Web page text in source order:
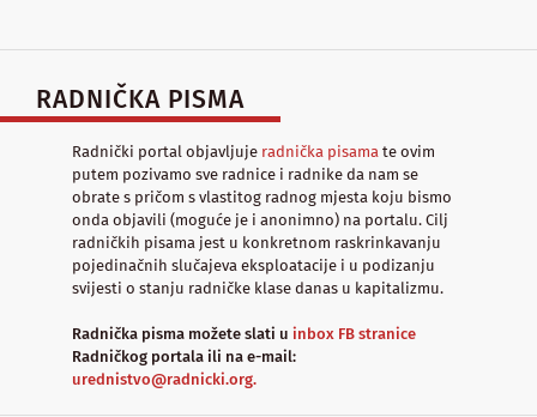
RADNIČKA PISMA
Radnički portal objavljuje radnička pisama te ovim
putem pozivamo sve radnice i radnike da nam se
obrate s pričom s vlastitog radnog mjesta koju bismo
onda objavili (moguće je i anonimno) na portalu. Cilj
radničkih pisama jest u konkretnom raskrinkavanju
pojedinačnih slučajeva eksploatacije i u podizanju
svijesti o stanju radničke klase danas u kapitalizmu.
Radnička pisma možete slati u inbox FB stranice
Radničkog portala ili na e-mail:
urednistvo@radnicki.org.